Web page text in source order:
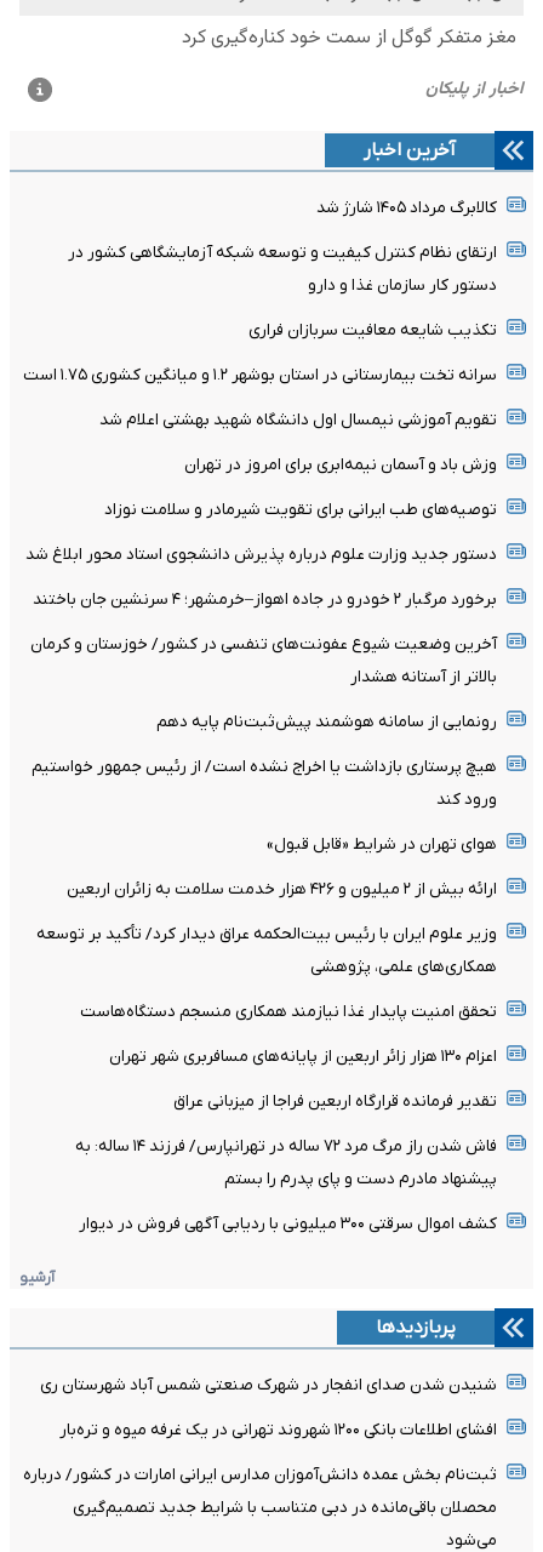
آخرین اخبار
کالابرگ مرداد ۱۴۰۵ شارژ شد
ارتقای نظام کنترل کیفیت و توسعه شبکه آزمایشگاهی کشور در
دستور کار سازمان غذا و دارو
تکذیب شایعه معافیت سربازان فراری
سرانه تخت بیمارستانی در استان بوشهر ۱.۲ و میانگین کشوری ۱.۷۵ است
تقویم آموزشی نیمسال اول دانشگاه شهید بهشتی اعلام شد
وزش باد و آسمان نیمه‌ابری برای امروز در تهران
توصیه‌های طب ایرانی برای تقویت شیرمادر و سلامت نوزاد
دستور جدید وزارت علوم درباره پذیرش دانشجوی استاد محور ابلاغ شد
برخورد مرگبار ۲ خودرو در جاده اهواز–خرمشهر؛ ۴ سرنشین جان باختند
آخرین وضعیت شیوع عفونت‌های تنفسی در کشور/ خوزستان و کرمان
بالاتر از آستانه هشدار
رونمایی از سامانه هوشمند پیش‌ثبت‌نام پایه دهم
هیچ پرستاری بازداشت یا اخراج نشده است/ از رئیس جمهور خواستیم
ورود کند
هوای تهران در شرایط «قابل قبول»
ارائه بیش از ۲ میلیون و ۴۲۶ هزار خدمت سلامت به زائران اربعین
وزیر علوم ایران با رئیس بیت‌الحکمه عراق دیدار کرد/ تأکید بر توسعه
همکاری‌های علمی، پژوهشی
تحقق امنیت پایدار غذا نیازمند همکاری منسجم دستگاه‌‌هاست
اعزام ۱۳۰ هزار زائر اربعین از پایانه‌های مسافربری شهر تهران
تقدیر فرمانده قرارگاه اربعین فراجا از میزبانی عراق
فاش شدن راز مرگ مرد ۷۲ ساله در تهرانپارس/ فرزند ۱۴ ساله: به
پیشنهاد مادرم دست و پای پدرم را بستم
کشف اموال سرقتی ۳۰۰ میلیونی با ردیابی آگهی فروش در دیوار
آرشیو
پربازدیدها
شنیدن شدن صدای انفجار در شهرک صنعتی شمس آباد شهرستان ری
افشای اطلاعات بانکی ۱۲۰۰ شهروند تهرانی در یک غرفه میوه و تره‌بار
ثبت‌نام بخش عمده دانش‌آموزان مدارس ایرانی امارات در کشور/ درباره
محصلان باقی‌مانده در دبی متناسب با شرایط جدید تصمیم‌گیری
می‌شود